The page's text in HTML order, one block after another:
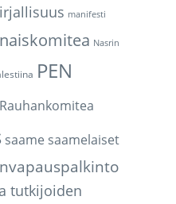
manifesti
naiskomitea Nasrin
PEN
Rauhankomitea
saame saamelaiset
tutkijoiden